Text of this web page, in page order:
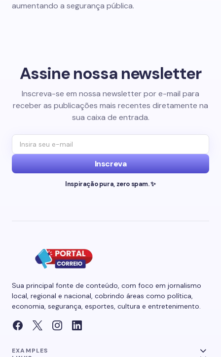
aumentando a segurança pública.
Assine nossa newsletter
Inscreva-se em nossa newsletter por e-mail para
receber as publicações mais recentes diretamente na
sua caixa de entrada.
Inscreva
Inspiração pura, zero spam. ✨
Sua principal fonte de conteúdo, com foco em jornalismo
local, regional e nacional, cobrindo áreas como política,
economia, segurança, esportes, cultura e entretenimento.
EXAMPLES